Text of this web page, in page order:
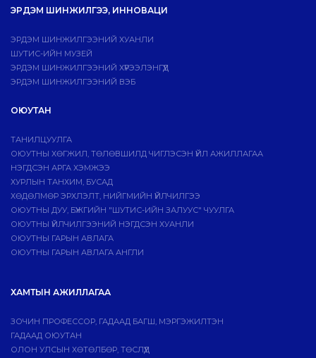
ЭРДЭМ ШИНЖИЛГЭЭ, ИННОВАЦИ
ЭРДЭМ ШИНЖИЛГЭЭНИЙ ХУАНЛИ
ШУТИС-ИЙН МУЗЕЙ
ЭРДЭМ ШИНЖИЛГЭЭНИЙ ХҮРЭЭЛЭНГҮҮД
ЭРДЭМ ШИНЖИЛГЭЭНИЙ ВЭБ
ОЮУТАН
ТАНИЛЦУУЛГА
ОЮУТНЫ ХӨГЖИЛ, ТӨЛӨВШИЛД ЧИГЛЭСЭН ҮЙЛ АЖИЛЛАГАА
НЭГДСЭН АРГА ХЭМЖЭЭ
ХУРЛЫН ТАНХИМ, БУСАД
ХӨДӨЛМӨР ЭРХЛЭЛТ, НИЙГМИЙН ҮЙЛЧИЛГЭЭ
ОЮУТНЫ ДУУ, БҮЖГИЙН "ШУТИС-ИЙН ЗАЛУУС" ЧУУЛГА
ОЮУТНЫ ҮЙЛЧИЛГЭЭНИЙ НЭГДСЭН ХУАНЛИ
ОЮУТНЫ ГАРЫН АВЛАГА
ОЮУТНЫ ГАРЫН АВЛАГА АНГЛИ
ХАМТЫН АЖИЛЛАГАА
ЗОЧИН ПРОФЕССОР, ГАДААД БАГШ, МЭРГЭЖИЛТЭН
ГАДААД ОЮУТАН
ОЛОН УЛСЫН ХӨТӨЛБӨР, ТӨСЛҮҮД